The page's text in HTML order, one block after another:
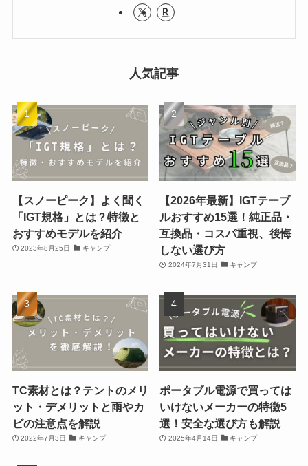
人気記事
【スノーピーク】よく聞く
「IGT規格」とは？特徴と
おすすめモデルを紹介
2023年8月25日 キャンプ
【2026年最新】IGTテーブ
ルおすすめ15選！純正品・
互換品・コスパ重視、後悔
しない選び方
2024年7月31日 キャンプ
TC素材とは？テントのメリ
ット・デメリットと雨やカ
ビの注意点を解説
2022年7月3日 キャンプ
ポータブル電源で買っては
いけないメーカーの特徴5
選！安全な選び方も解説
2025年4月14日 キャンプ